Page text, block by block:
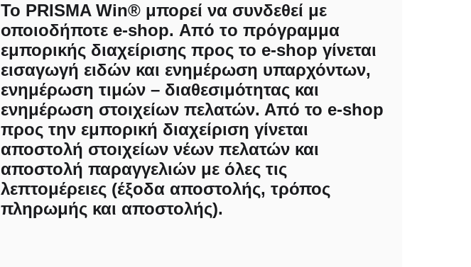
Το PRISMA Win® μπορεί να συνδεθεί με
οποιοδήποτε e-shop. Από τo πρόγραμμα
εμπορικής διαχείρισης προς το e-shop γίνεται
εισαγωγή ειδών και ενημέρωση υπαρχόντων,
ενημέρωση τιμών – διαθεσιμότητας και
ενημέρωση στοιχείων πελατών. Από το e-shop
προς την εμπορική διαχείριση γίνεται
αποστολή στοιχείων νέων πελατών και
αποστολή παραγγελιών με όλες τις
λεπτομέρειες (έξοδα αποστολής, τρόπος
πληρωμής και αποστολής).